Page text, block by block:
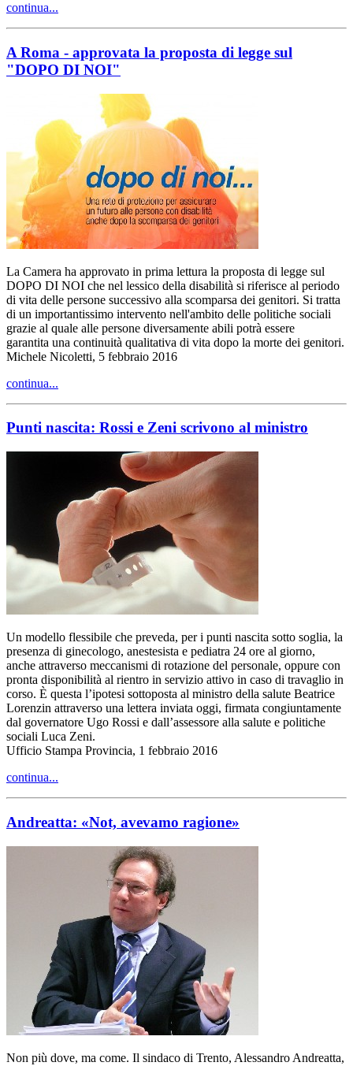
continua...
A Roma - approvata la proposta di legge sul
"DOPO DI NOI"
La Camera ha approvato in prima lettura la proposta di legge sul
DOPO DI NOI che nel lessico della disabilità si riferisce al periodo
di vita delle persone successivo alla scomparsa dei genitori. Si tratta
di un importantissimo intervento nell'ambito delle politiche sociali
grazie al quale alle persone diversamente abili potrà essere
garantita una continuità qualitativa di vita dopo la morte dei genitori.
Michele Nicoletti, 5 febbraio 2016
continua...
Punti nascita: Rossi e Zeni scrivono al ministro
Un modello flessibile che preveda, per i punti nascita sotto soglia, la
presenza di ginecologo, anestesista e pediatra 24 ore al giorno,
anche attraverso meccanismi di rotazione del personale, oppure con
pronta disponibilità al rientro in servizio attivo in caso di travaglio in
corso. È questa l’ipotesi sottoposta al ministro della salute Beatrice
Lorenzin attraverso una lettera inviata oggi, firmata congiuntamente
dal governatore Ugo Rossi e dall’assessore alla salute e politiche
sociali Luca Zeni.
Ufficio Stampa Provincia, 1 febbraio 2016
continua...
Andreatta: «Not, avevamo ragione»
Non più dove, ma come. Il sindaco di Trento, Alessandro Andreatta,